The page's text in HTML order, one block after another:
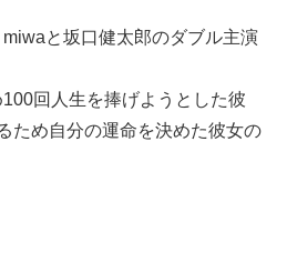
と坂口健太郎のダブル主演
回人生を捧げようとした彼
ため自分の運命を決めた彼女の